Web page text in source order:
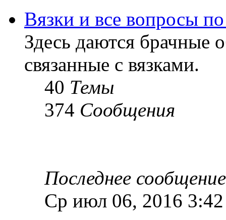
Вязки и все вопросы
Здесь даются брачные
связанные с вязками.
40 Темы
374 Сообщения
Последнее сообщение
Ср июл 06, 2016